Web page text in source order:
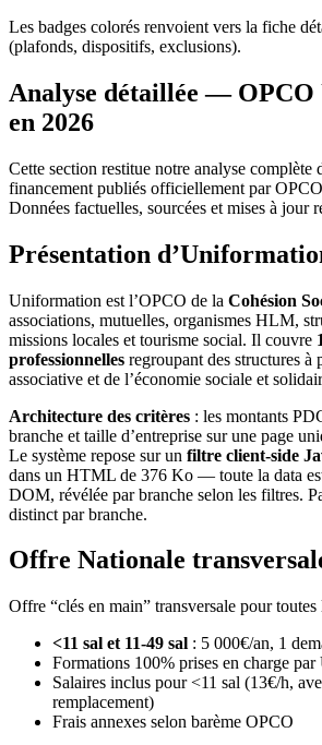
Les badges colorés renvoient vers la fiche
(plafonds, dispositifs, exclusions).
Analyse détaillée —
en 2026
Cette section restitue notre analyse complète
financement publiés officiellement par
Données factuelles, sourcées et mises à jour
Présentation
Uniformation est l’OPCO de la Cohésion
associations, mutuelles, organismes HLM,
missions locales et tourisme social. Il couvre
professionnelles regroupant des structures à
associative et de l’économie sociale et
Architecture des critères : les montants
branche et taille d’entreprise sur une page
Le système repose sur un filtre client-side
dans un HTML de 376 Ko — toute la data
DOM, révélée par branche selon les filtres.
distinct par branche.
Offre Nationale
Offre “clés en main” transversale pour toutes
<11 sal et 11-49 sal : 5 000€/an, 1
Formations 100% prises en charge
Salaires inclus pour <11 sal (13€/h,
remplacement)
Frais annexes selon barème OPCO